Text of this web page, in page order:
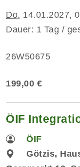
Do. 14.01.2027,
Dauer: 1 Tag /
26W50675
199,00 €
ÖIF
ÖIF
Götzis,